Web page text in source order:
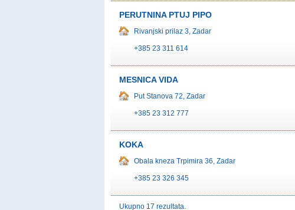
PERUTNINA PTUJ PIPO
Rivanjski prilaz 3, Zadar
+385 23 311 614
MESNICA VIDA
Put Stanova 72, Zadar
+385 23 312 777
KOKA
Obala kneza Trpimira 36, Zadar
+385 23 326 345
Ukupno 17 rezultata.